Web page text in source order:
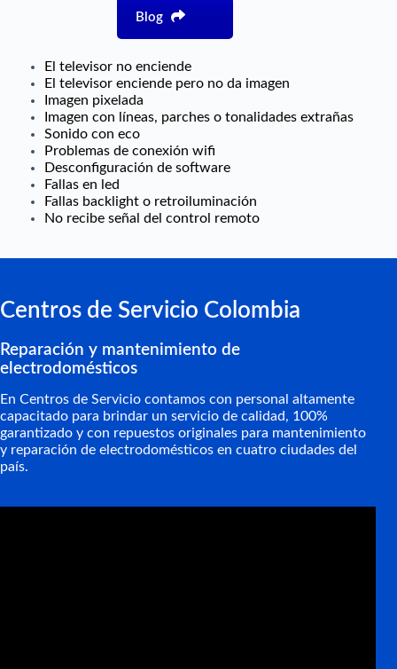
Blog
El televisor no enciende
El televisor enciende pero no da imagen
Imagen pixelada
Imagen con líneas, parches o tonalidades extrañas
Sonido con eco
Problemas de conexión wifi
Desconfiguración de software
Fallas en led
Fallas backlight o retroiluminación
No recibe señal del control remoto
Centros de Servicio Colombia
Reparación y mantenimiento de
electrodomésticos
En Centros de Servicio contamos con personal altamente
capacitado para brindar un servicio de calidad, 100%
garantizado y con repuestos originales para mantenimiento
y reparación de electrodomésticos en cuatro ciudades del
país.